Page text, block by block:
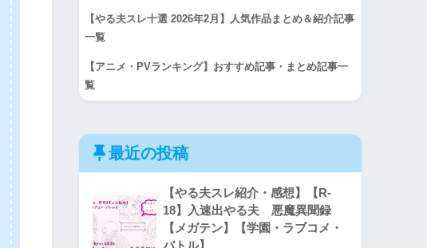
【やる夫スレ十選 2026年2月】人気作品まとめ＆紹介記事
一覧
【アニメ・PVランキング】おすすめ記事・まとめ記事一
覧
最近の投稿
【やる夫スレ紹介・感想】【R-
18】入速出やる夫 悪魔異聞録
【メガテン】【学園・ラブコメ・
バトル】